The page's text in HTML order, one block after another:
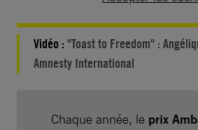
Vidéo : "Toast to Freedom" :
Amnesty International
Chaque année, le prix